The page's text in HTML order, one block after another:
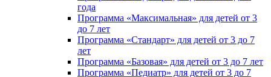
года
Программа «Максимальная» для детей от 3
до 7 лет
Программа «Стандарт» для детей от 3 до 7
лет
Программа «Базовая» для детей от 3 до 7 лет
Программа «Педиатр» для детей от 3 до 7